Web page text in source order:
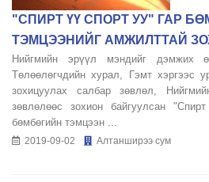
"СПИРТ ҮҮ СПОРТ УУ" ГАР
ТЭМЦЭЭНИЙГ АМЖИЛТТАЙ
Нийгмийн эрүүл мэндийг дэмжих
Төлөөлөгчдийн хурал, Гэмт хэргээс
зохицуулах салбар зөвлөл,
зөвлөлөөс зохион байгуулсан
бөмбөгийн тэмцээн ...
2019-09-02 Алтанширээ сум